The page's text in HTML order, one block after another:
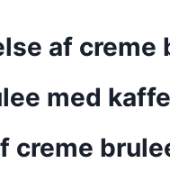
af creme
med
creme